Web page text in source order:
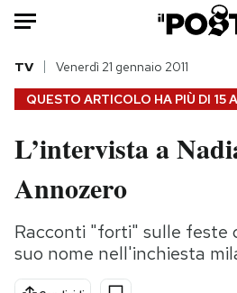
HOME
Italia
Politica
Tecnologia
Internet
Scienza
QUESTO ARTICOLO HA PIÙ DI 15
TV Venerdì 21 gennaio 2011
L’intervista a
Annozero
Racconti "forti" sulle feste
suo nome nell'inchiesta